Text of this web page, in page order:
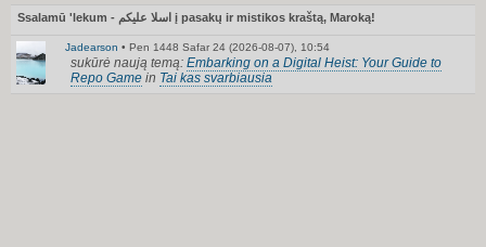
Ssalamū 'lekum - اسلا عليكم į pasakų ir mistikos kraštą, Maroką!
Jadearson • Pen 1448 Safar 24 (2026-08-07), 10:54
sukūrė naują temą: Embarking on a Digital Heist: Your Guide to
Repo Game in Tai kas svarbiausia